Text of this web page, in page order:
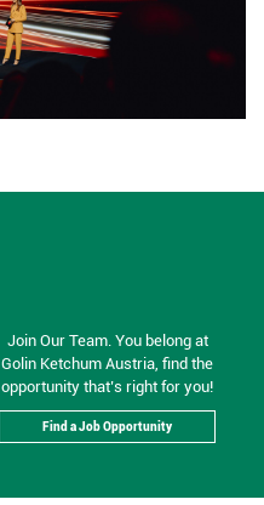
Join Our Team. You belong at
Golin Ketchum Austria, find the
opportunity that’s right for you!
Find a Job Opportunity